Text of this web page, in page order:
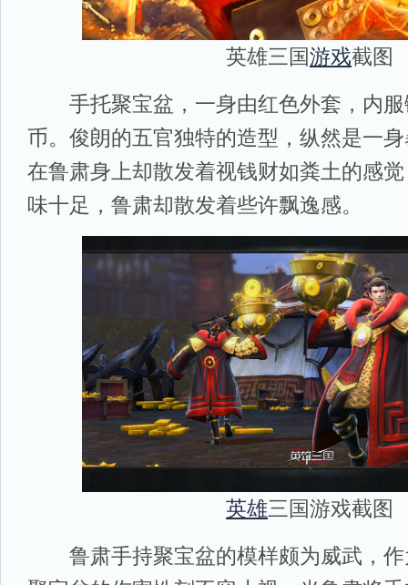
英雄三国游戏截图
手托聚宝盆，一身由红色外套，内服
币。俊朗的五官独特的造型，纵然是一
在鲁肃身上却散发着视钱财如粪土的感
味十足，鲁肃却散发着些许飘逸感。
英雄三国游戏截图
鲁肃手持聚宝盆的模样颇为威武，作